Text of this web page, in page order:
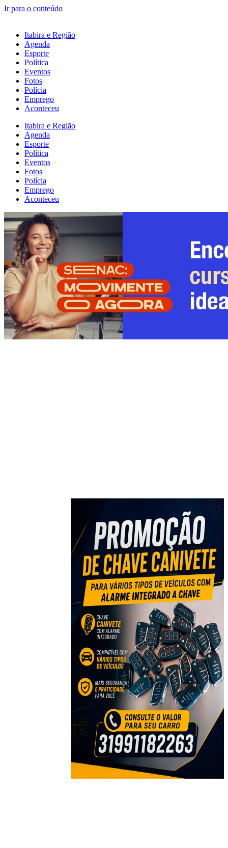
Ir para o conteúdo
Itabira e Região
Agenda
Esporte
Política
Eventos
Fotos
Polícia
Emprego
Aconteceu
Itabira e Região
Agenda
Esporte
Política
Eventos
Fotos
Polícia
Emprego
Aconteceu